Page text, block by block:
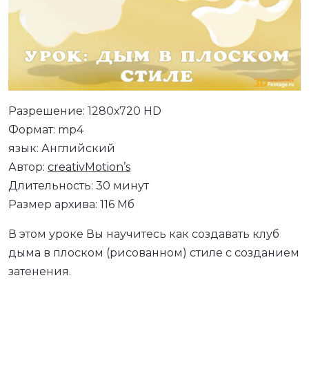
Разрешение: 1280х720 HD
Формат: mp4
язык: Английский
Автор: creativMotion’s
Длительность: 30 минут
Размер архива: 116 Мб
В этом уроке Вы научитесь как создавать клуб
дыма в плоском (рисованном) стиле с созданием
затенения.